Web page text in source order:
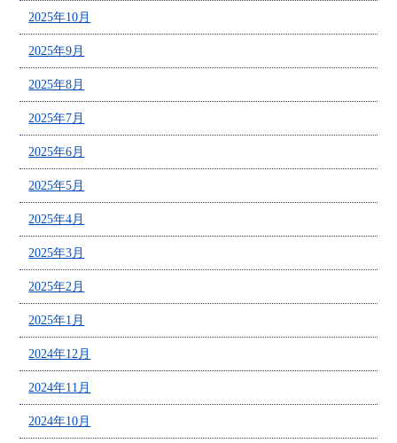
2025年10月
2025年9月
2025年8月
2025年7月
2025年6月
2025年5月
2025年4月
2025年3月
2025年2月
2025年1月
2024年12月
2024年11月
2024年10月